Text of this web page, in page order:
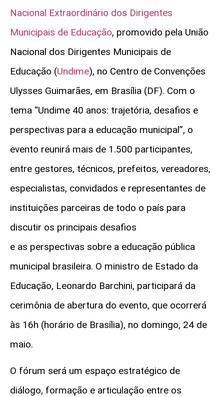
Nacional Extraordinário dos Dirigentes
Municipais de Educação, promovido pela União
Nacional dos Dirigentes Municipais de
Educação (Undime), no Centro de Convenções
Ulysses Guimarães, em Brasília (DF). Com o
tema “Undime 40 anos: trajetória, desafios e
perspectivas para a educação municipal”, o
evento reunirá mais de 1.500 participantes,
entre gestores, técnicos, prefeitos, vereadores,
especialistas, convidados e representantes de
instituições parceiras de todo o país para
discutir os principais desafios
e as perspectivas sobre a educação pública
municipal brasileira. O ministro de Estado da
Educação, Leonardo Barchini, participará da
cerimônia de abertura do evento, que ocorrerá
às 16h (horário de Brasília), no domingo, 24 de
maio.
O fórum será um espaço estratégico de
diálogo, formação e articulação entre os